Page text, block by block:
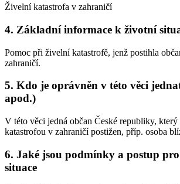
Živelní katastrofa v zahraničí
4. Základní informace k životní
Pomoc při živelní katastrofě, jenž postihla
zahraničí.
5. Kdo je oprávněn v této věci
apod.)
V této věci jedná občan České republiky,
katastrofou v zahraničí postižen, příp. osoba
6. Jaké jsou podmínky a postup
situace